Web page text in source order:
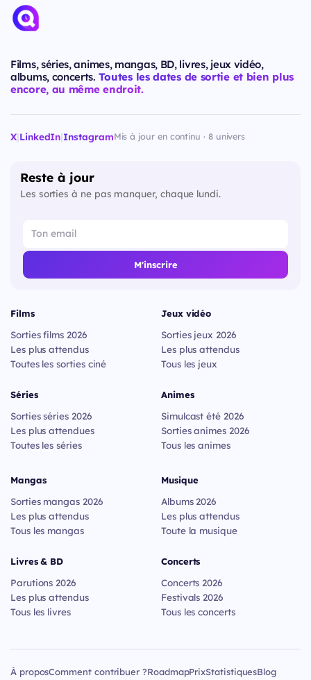
Films, séries, animes, mangas, BD, livres, jeux vidéo,
albums, concerts. Toutes les dates de sortie et bien plus
encore, au même endroit.
X|LinkedIn|InstagramMis à jour en continu · 8 univers
Reste à jour
Les sorties à ne pas manquer, chaque lundi.
M'inscrire
Films
Sorties films 2026
Les plus attendus
Toutes les sorties ciné
Séries
Sorties séries 2026
Les plus attendues
Toutes les séries
Jeux vidéo
Sorties jeux 2026
Les plus attendus
Tous les jeux
Animes
Simulcast été 2026
Sorties animes 2026
Tous les animes
Mangas
Sorties mangas 2026
Les plus attendus
Tous les mangas
Livres & BD
Parutions 2026
Les plus attendus
Tous les livres
Musique
Albums 2026
Les plus attendus
Toute la musique
Concerts
Concerts 2026
Festivals 2026
Tous les concerts
À proposComment contribuer ?RoadmapPrixStatistiquesBlog